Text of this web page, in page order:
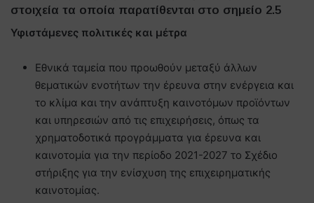
στοιχεία τα οποία παρατίθενται στο σημείο 2.5
Υφιστάμενες πολιτικές και μέτρα
Εθνικά ταμεία που προωθούν μεταξύ άλλων
θεματικών ενοτήτων την έρευνα στην ενέργεια και
το κλίμα και την ανάπτυξη καινοτόμων προϊόντων
και υπηρεσιών από τις επιχειρήσεις, όπως τα
χρηματοδοτικά προγράμματα για έρευνα και
καινοτομία για την περίοδο 2021-2027 το Σχέδιο
στήριξης για την ενίσχυση της επιχειρηματικής
καινοτομίας.